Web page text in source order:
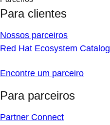
Para clientes
Nossos parceiros
Red Hat Ecosystem Catalog
Encontre um parceiro
Para parceiros
Partner Connect